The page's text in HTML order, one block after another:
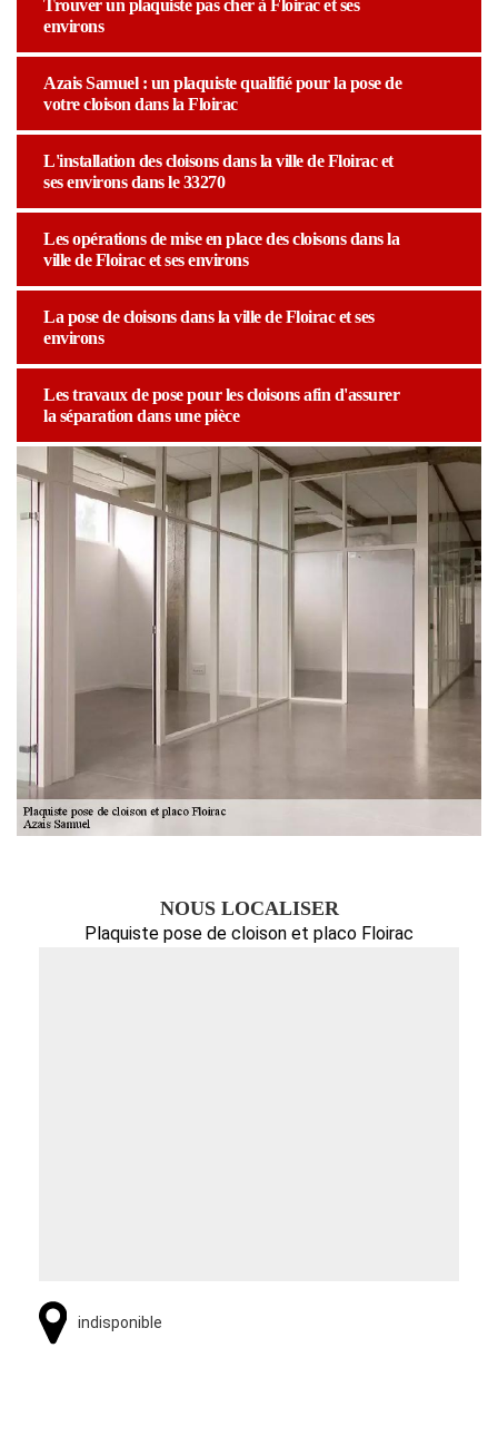
Trouver un plaquiste pas cher à Floirac et ses
environs
Azais Samuel : un plaquiste qualifié pour la pose de
votre cloison dans la Floirac
L'installation des cloisons dans la ville de Floirac et
ses environs dans le 33270
Les opérations de mise en place des cloisons dans la
ville de Floirac et ses environs
La pose de cloisons dans la ville de Floirac et ses
environs
Les travaux de pose pour les cloisons afin d'assurer
la séparation dans une pièce
NOUS LOCALISER
Plaquiste pose de cloison et placo Floirac
indisponible